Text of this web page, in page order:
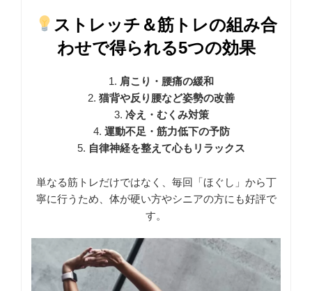
ストレッチ＆筋トレの組み合
わせで得られる5つの効果
肩こり・腰痛の緩和
猫背や反り腰など姿勢の改善
冷え・むくみ対策
運動不足・筋力低下の予防
自律神経を整えて心もリラックス
単なる筋トレだけではなく、毎回「ほぐし」から丁
寧に行うため、体が硬い方やシニアの方にも好評で
す。